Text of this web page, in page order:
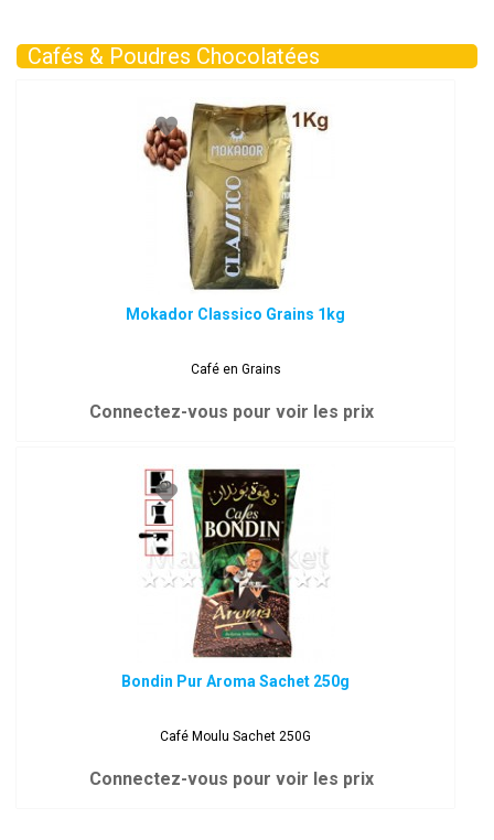
Cafés & Poudres Chocolatées
Mokador Classico Grains 1kg
Café en Grains
Connectez-vous pour voir les prix
Bondin Pur Aroma Sachet 250g
Café Moulu Sachet 250G
Connectez-vous pour voir les prix